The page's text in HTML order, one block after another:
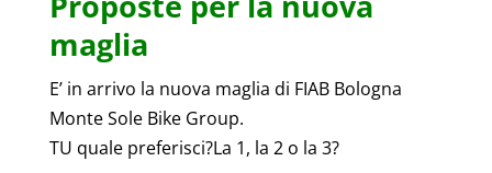
maglia
E’ in arrivo la nuova maglia di FIAB Bologna
Monte Sole Bike Group.
TU quale preferisci?La 1, la 2 o la 3?